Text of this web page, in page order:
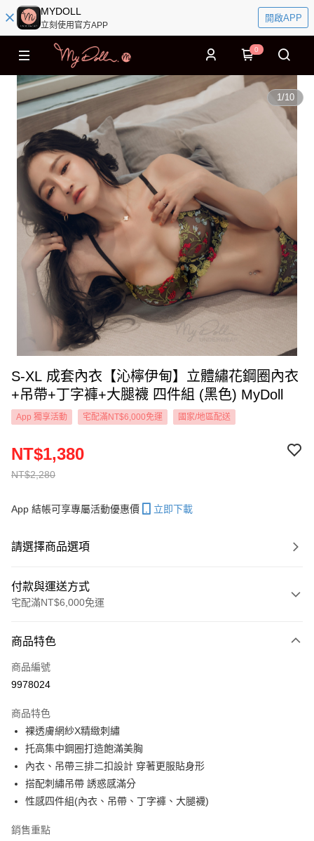
MYDOLL
立刻使用官方APP
開啟APP
0
1/10
S-XL 成套內衣【沁檸伊甸】立體繡花鋼圈內衣
+吊帶+丁字褲+大腿襪 四件組 (黑色) MyDoll
App 獨享活動 宅配滿NT$6,000免運 國家/地區配送
NT$2,280
NT$1,380
App 結帳可享專屬活動優惠價 立即下載
請選擇商品選項
付款與運送方式
宅配滿NT$6,000免運
信用卡一次付款
信用卡分期付款
合作金庫商業銀行
華南商業銀行
上海商業儲蓄銀行
國泰世華商業銀行
兆豐國際商業銀行
臺灣中小企業銀行
匯豐（台灣）商業銀行
華泰商業銀行
聯邦商業銀行
遠東國際商業銀行
元大商業銀行
超商取貨付款
LINE Pay
Apple Pay
街口支付
悠遊付
商品特色
商品編號
9978024
商品特色
裸透膚網紗X精緻刺繡
托高集中鋼圈打造飽滿美胸
內衣、吊帶三排二扣設計 穿著更服貼身形
搭配刺繡吊帶 誘惑感滿分
性感四件組(內衣、吊帶、丁字褲、大腿襪)
銷售重點